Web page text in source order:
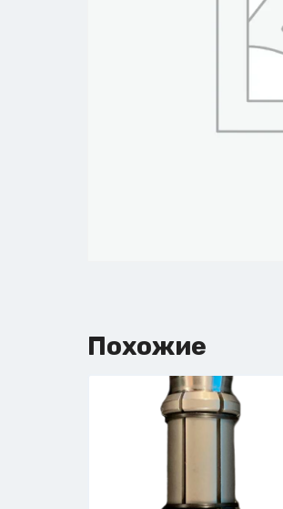
Похожие